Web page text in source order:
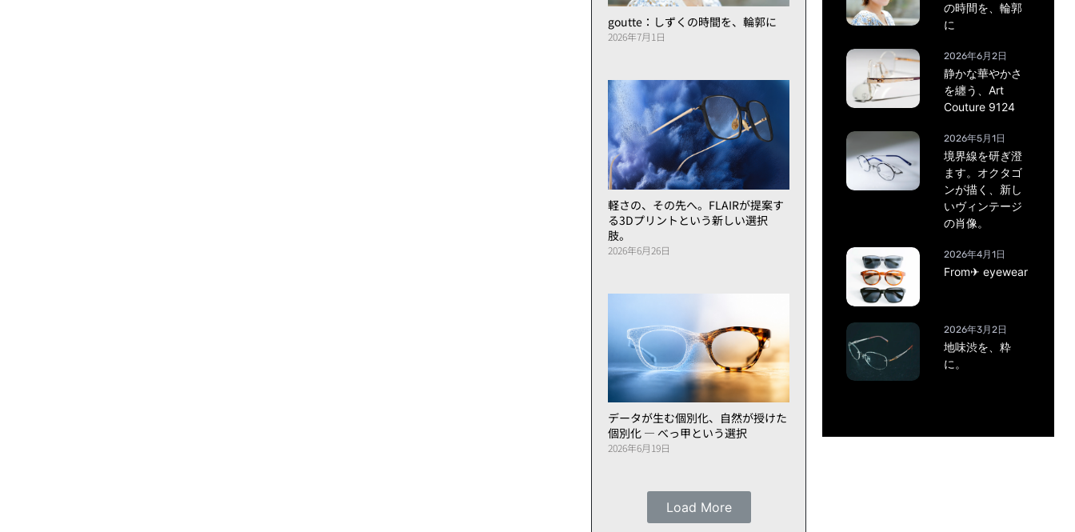
goutte：しずくの時間を、輪郭に
2026年7月1日
軽さの、その先へ。FLAIRが提案す
る3Dプリントという新しい選択
肢。
2026年6月26日
データが生む個別化、自然が授けた
個別化 ― べっ甲という選択
2026年6月19日
Load More
の時間を、輪郭
に
2026年6月2日
静かな華やかさ
を纏う、Art
Couture 9124
2026年5月1日
境界線を研ぎ澄
ます。オクタゴ
ンが描く、新し
いヴィンテージ
の肖像。
2026年4月1日
From✈ eyewear
2026年3月2日
地味渋を、粋
に。